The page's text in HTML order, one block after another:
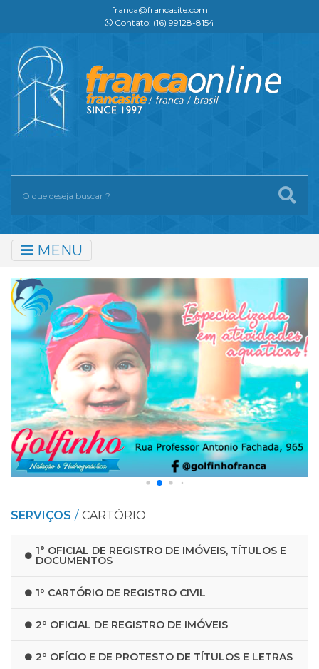
franca@francasite.com
Contato: (16) 99128-8154
MENU
SERVIÇOS CARTÓRIO
1° OFICIAL DE REGISTRO DE IMÓVEIS, TÍTULOS E
DOCUMENTOS
1º CARTÓRIO DE REGISTRO CIVIL
2º OFICIAL DE REGISTRO DE IMÓVEIS
2º OFÍCIO E DE PROTESTO DE TÍTULOS E LETRAS